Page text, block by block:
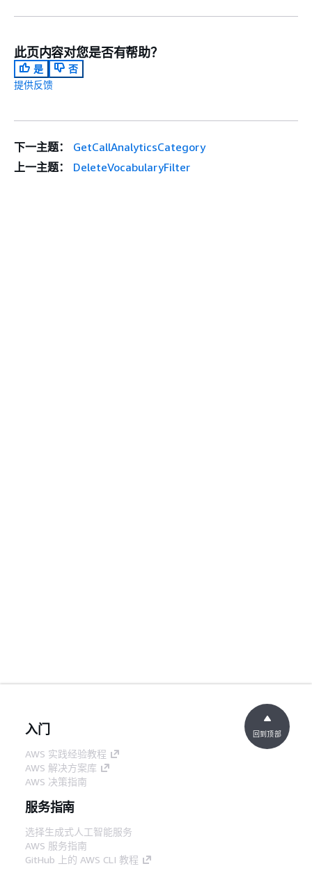
此页内容对您是否有帮助？
是
否
提供反馈
下一主题：
GetCallAnalyticsCategory
上一主题：
DeleteVocabularyFilter
入门
AWS 实践经验教程
AWS 解决方案库
AWS 决策指南
服务指南
选择生成式人工智能服务
AWS 服务指南
GitHub 上的 AWS CLI 教程
回到顶部